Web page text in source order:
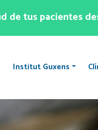
de tus pacientes
Institut Guxens